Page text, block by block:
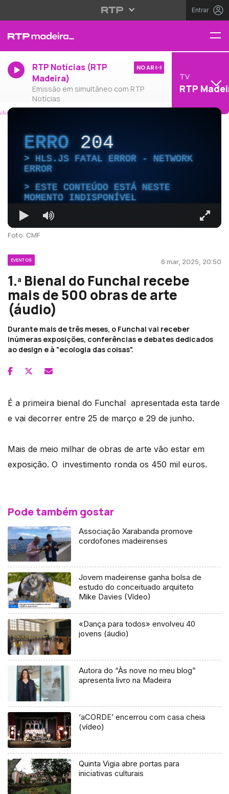
Entrar
RTP Notícias (RTP
Madeira)
Emissão em simultâneo com RTP
Notícias
NO AR
TV
RTP
ERRO204
HLS.JS FATAL ERROR - NETWORK
ERROR
ESTE CONTEÚDO ESTÁ NESTE
MOMENTO INDISPONÍVEL
Foto: CMF
EVENTOS 6 mar, 2025, 20:50
1.ª Bienal do Funchal recebe
mais de 500 obras de arte
(áudio)
Durante mais de três meses, o Funchal vai receber
inúmeras exposições, conferências e debates dedicados
ao design e à "ecologia das coisas".
É a primeira bienal do Funchal apresentada esta tarde
e vai decorrer entre 25 de março e 29 de junho.
Mais de meio milhar de obras de arte vão estar em
exposição. O investimento ronda os 450 mil euros.
Pode também gostar
Associação Xarabanda promove
cordofones madeirenses
Jovem madeirense ganha bolsa de
estudo do conceituado arquiteto
Mike Davies (Vídeo)
«Dança para todos» envolveu 40
jovens (áudio)
Autora do “Às nove no meu blog”
apresenta livro na Madeira
‘aCORDE’ encerrou com casa cheia
(vídeo)
Quinta Vigia abre portas para
iniciativas culturais